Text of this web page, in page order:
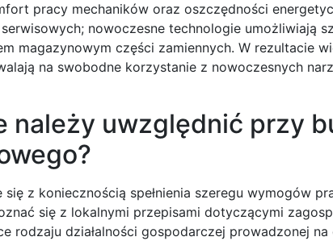
pracy mechaników oraz oszczędności
nowoczesne technologie umożliwiają
magazynowym części zamiennych. W rezultacie
na swobodne korzystanie z nowoczesnych
należy uwzględnić przy
z koniecznością spełnienia szeregu wymogów
się z lokalnymi przepisami dotyczącymi
rodzaju działalności gospodarczej prowadzonej na